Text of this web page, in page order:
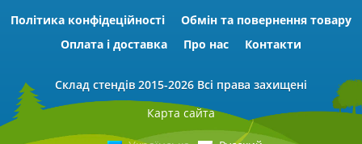
Політика конфідеційності
Обмін та повернення товару
Оплата і доставка
Про нас Контакти
Склад стендів 2015-2026 Всі права захищені
Карта сайта